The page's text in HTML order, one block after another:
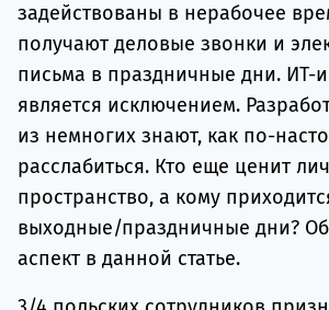
задействованы в нерабочее
получают деловые звонки и
письма в праздничные дни. ИТ-
является исключением.
из немногих знают, как по-
расслабиться. Кто еще ценит
пространство, а кому
выходные/праздничные дни?
аспект в данной статье.